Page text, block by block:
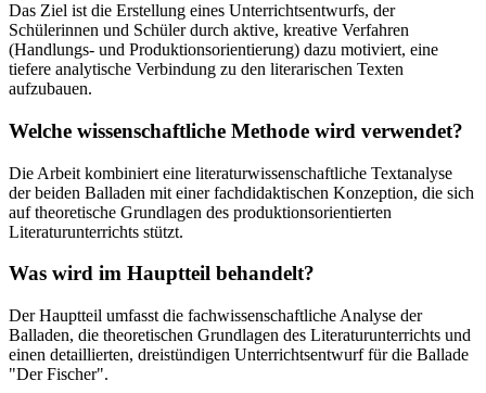
Das Ziel ist die Erstellung eines Unterrichtsentwurfs, der
Schülerinnen und Schüler durch aktive, kreative Verfahren
(Handlungs- und Produktionsorientierung) dazu motiviert, eine
tiefere analytische Verbindung zu den literarischen Texten
aufzubauen.
Welche wissenschaftliche Methode wird verwendet?
Die Arbeit kombiniert eine literaturwissenschaftliche Textanalyse
der beiden Balladen mit einer fachdidaktischen Konzeption, die sich
auf theoretische Grundlagen des produktionsorientierten
Literaturunterrichts stützt.
Was wird im Hauptteil behandelt?
Der Hauptteil umfasst die fachwissenschaftliche Analyse der
Balladen, die theoretischen Grundlagen des Literaturunterrichts und
einen detaillierten, dreistündigen Unterrichtsentwurf für die Ballade
"Der Fischer".